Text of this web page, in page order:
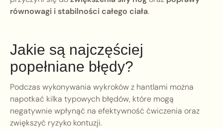
równowagi i stabilności całego ciała.
Jakie są najczęściej
popełniane błędy?
Podczas wykonywania wykroków z hantlami można
napotkać kilka typowych błędów, które mogą
negatywnie wpłynąć na efektywność ćwiczenia oraz
zwiększyć ryzyko kontuzji.